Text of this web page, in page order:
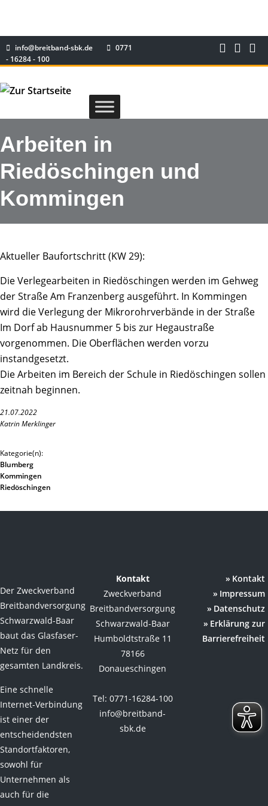
info@breitband-sbk.de
0771
- 16284 - 100
Arbeiten in
Riedöschingen und
Kommingen
Aktueller Baufortschritt (KW 29):
Die Verlegearbeiten in Riedöschingen werden im Gehweg
der Straße Am Franzenberg ausgeführt. In Kommingen
wird die Verlegung der Mikrorohrverbände in der Straße
Im Dorf ab Hausnummer 5 bis zur Hegaustraße
vorgenommen. Die Oberflächen werden vorzu
instandgesetzt.
Die Arbeiten im Bereich der Schule in Riedöschingen sollen
zeitnah beginnen.
21.07.2022
Katrin Merklinger
Kategorie(n):
Blumberg
Kommingen
Riedöschingen
Der Zweckverband
Breitbandversorgung
Schwarzwald-Baar
baut das Glasfaser-
Netz für den
gesamten Landkreis.
Eine schnelle
Internet-Verbindung
ist einer der
entscheidendsten
Standortfaktoren,
sowohl für
Unternehmen als
auch für die
Kontakt
Zweckverband
Breitbandversorgung
Schwarzwald-Baar
Humboldtstraße 11
78166
Donaueschingen
Tel: 0771-16284-100
info@breitband-
sbk.de
Kontakt
Impressum
Datenschutz
Erklärung zur
Barrierefreiheit